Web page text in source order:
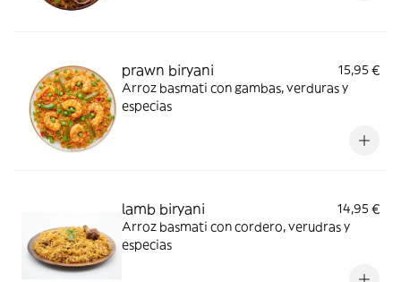
prawn biryani
15,95 €
Arroz basmati con gambas, verduras y
especias
lamb biryani
14,95 €
Arroz basmati con cordero, verudras y
especias